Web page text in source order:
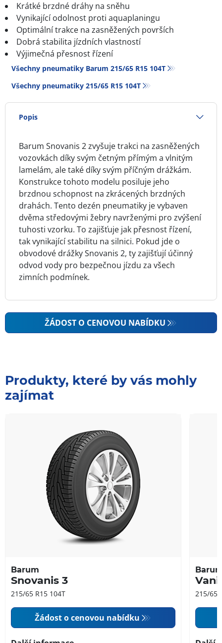
Krátké brzdné dráhy na sněhu
Vynikající odolnost proti aquaplaningu
Optimální trakce na zasněžených površích
Dobrá stabilita jízdních vlastností
Výjimečná přesnost řízení
Všechny pneumatiky Barum 215/65 R15 104T
Všechny pneumatiky‎ 215/65 R15 104T
Popis
Barum Snovanis 2 zvyšuje trakci na zasněžených
vozovkách díky svým četným přímým a vlnitým
lamelám, ale také díky svým příčným drážkám.
Konstrukce tohoto modelu posiluje jeho
brzdnou schopnost na zkrácených brzdných
drahách. Tento dezén pneumatiky je vybaven
dvěma středovými žebry navrženými pro zvýšení
tuhosti vzorku. To zajišťuje jak přesnost řízení,
tak vynikající stabilitu na silnici. Pokud jde o
obvodové drážky Snovanis 2, ty zajišťují účinný
odvod vody pro bezpečnou jízdu za všech
zimních podmínek.
ŽÁDOST O CENOVOU NABÍDKU
Produkty, které by vás mohly
zajímat
Barum
Snovanis 3
215/65 R15 104T
Žádost o cenovou nabídku
215/65